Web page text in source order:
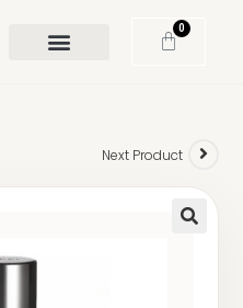
0
Next Product